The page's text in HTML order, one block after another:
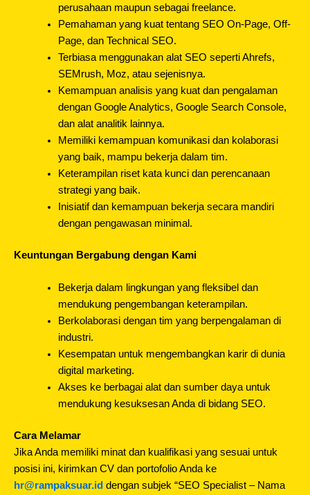
perusahaan maupun sebagai freelance.
Pemahaman yang kuat tentang SEO On-Page, Off-
Page, dan Technical SEO.
Terbiasa menggunakan alat SEO seperti Ahrefs,
SEMrush, Moz, atau sejenisnya.
Kemampuan analisis yang kuat dan pengalaman
dengan Google Analytics, Google Search Console,
dan alat analitik lainnya.
Memiliki kemampuan komunikasi dan kolaborasi
yang baik, mampu bekerja dalam tim.
Keterampilan riset kata kunci dan perencanaan
strategi yang baik.
Inisiatif dan kemampuan bekerja secara mandiri
dengan pengawasan minimal.
Keuntungan Bergabung dengan Kami
Bekerja dalam lingkungan yang fleksibel dan
mendukung pengembangan keterampilan.
Berkolaborasi dengan tim yang berpengalaman di
industri.
Kesempatan untuk mengembangkan karir di dunia
digital marketing.
Akses ke berbagai alat dan sumber daya untuk
mendukung kesuksesan Anda di bidang SEO.
Cara Melamar
Jika Anda memiliki minat dan kualifikasi yang sesuai untuk
posisi ini, kirimkan CV dan portofolio Anda ke
hr@rampaksuar.id dengan subjek “SEO Specialist – Nama